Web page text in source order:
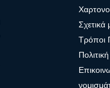
Σχετικά
Τρόποι